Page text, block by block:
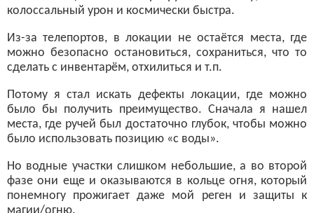
колоссальный урон и космически быстра.
Из-за телепортов, в локации не остаётся места, где
можно безопасно остановиться, сохраниться, что то
сделать с инвентарём, отхилиться и т.п.
Потому я стал искать дефекты локации, где можно
было бы получить преимущество. Сначала я нашел
места, где ручей был достаточно глубок, чтобы можно
было использовать позицию «с воды».
Но водные участки слишком небольшие, а во второй
фазе они еще и оказываются в кольце огня, который
понемногу прожигает даже мой реген и защиты к